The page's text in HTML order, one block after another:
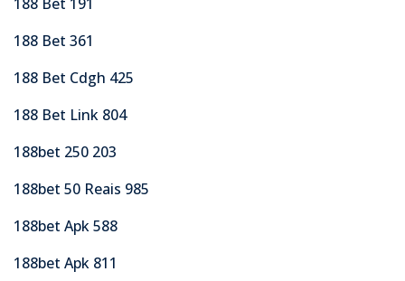
188 Bet 361
188 Bet Cdgh 425
188 Bet Link 804
188bet 250 203
188bet 50 Reais 985
188bet Apk 588
188bet Apk 811